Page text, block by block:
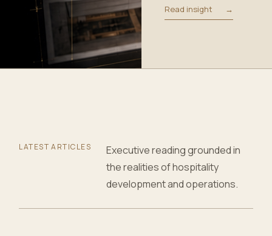
Read insight →
LATEST ARTICLES
Executive reading grounded in
the realities of hospitality
development and operations.